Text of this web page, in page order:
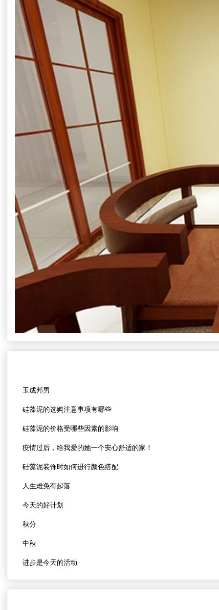
玉成邦男
硅藻泥的选购注意事项有哪些
硅藻泥的价格受哪些因素的影响
疫情过后，给我爱的她一个安心舒适的家！
硅藻泥装饰时如何进行颜色搭配
人生难免有起落
今天的好计划
秋分
中秋
进步是今天的活动